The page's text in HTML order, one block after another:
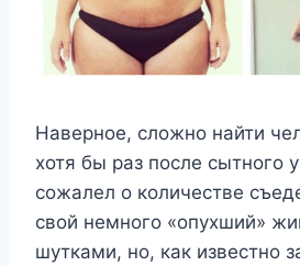
Наверное, сложно найти
хотя бы раз после сытного
сожалел о количестве
свой немного «опухший»
шутками, но, как известно